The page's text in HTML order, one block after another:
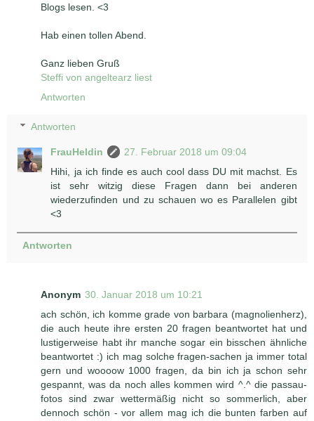
Blogs lesen. <3
Hab einen tollen Abend.
Ganz lieben Gruß
Steffi von angeltearz liest
Antworten
Antworten
FrauHeldin
27. Februar 2018 um 09:04
Hihi, ja ich finde es auch cool dass DU mit machst. Es
ist sehr witzig diese Fragen dann bei anderen
wiederzufinden und zu schauen wo es Parallelen gibt
<3
Antworten
Anonym 30. Januar 2018 um 10:21
ach schön, ich komme grade von barbara (magnolienherz),
die auch heute ihre ersten 20 fragen beantwortet hat und
lustigerweise habt ihr manche sogar ein bisschen ähnliche
beantwortet :) ich mag solche fragen-sachen ja immer total
gern und woooow 1000 fragen, da bin ich ja schon sehr
gespannt, was da noch alles kommen wird ^.^ die passau-
fotos sind zwar wettermäßig nicht so sommerlich, aber
dennoch schön - vor allem mag ich die bunten farben auf